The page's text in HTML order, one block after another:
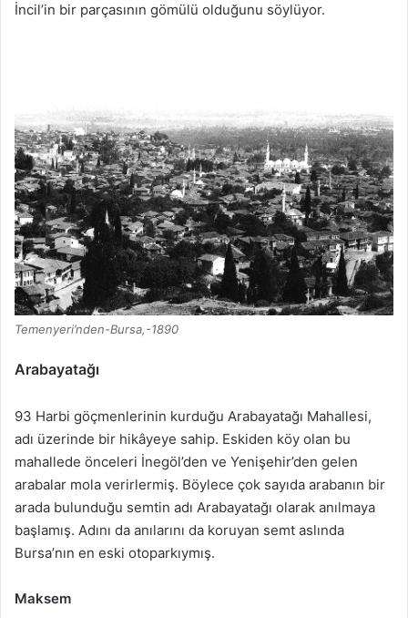
İncil’in bir parçasının gömülü olduğunu söylüyor.
Temenyeri’nden-Bursa,-1890
Arabayatağı
93 Harbi göçmenlerinin kurduğu Arabayatağı Mahallesi,
adı üzerinde bir hikâyeye sahip. Eskiden köy olan bu
mahallede önceleri İnegöl’den ve Yenişehir’den gelen
arabalar mola verirlermiş. Böylece çok sayıda arabanın bir
arada bulunduğu semtin adı Arabayatağı olarak anılmaya
başlamış. Adını da anılarını da koruyan semt aslında
Bursa’nın en eski otoparkıymış.
Maksem